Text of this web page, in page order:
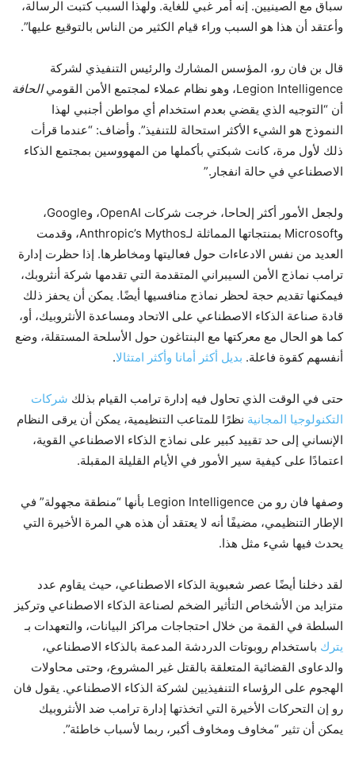
سباق مع الصينيين. إنه أمر غبي للغاية. ولهذا السبب كتبت الرسالة،
وأعتقد أن هذا هو السبب وراء قيام الكثير من الناس بالتوقيع عليها”.
قال بن فان رو، المؤسس المشارك والرئيس التنفيذي لشركة
Legion Intelligence، وهو نظام عملاء لمجتمع الأمن القومي
الحافة
أن “التوجيه الذي يقضي بعدم استخدام أي مواطن أجنبي لهذا
النموذج هو الشيء الأكثر استحالة للتنفيذ”. وأضاف: “عندما قرأت
ذلك لأول مرة، كانت شبكتي بأكملها من المهووسين بمجتمع الذكاء
الاصطناعي في حالة انفجار.”
ولجعل الأمور أكثر إلحاحا، خرجت شركات OpenAI، وGoogle،
وMicrosoft بمنتجاتها المماثلة لـAnthropic’s Mythos، وقدمت
العديد من نفس الادعاءات حول فعاليتها ومخاطرها. إذا حظرت إدارة
ترامب نماذج الأمن السيبراني المتقدمة التي تقدمها شركة أنثروبك،
فيمكنها تقديم حجة لحظر نماذج منافسيها أيضًا. يمكن أن يحفز ذلك
قادة صناعة الذكاء الاصطناعي على الاتحاد ومساعدة الأنثروبيك، أو،
كما هو الحال مع معركتها مع البنتاغون حول الأسلحة المستقلة، وضع
أنفسهم كقوة فاعلة. بديل أكثر أمانا وأكثر امتثالا.
حتى في الوقت الذي تحاول فيه إدارة ترامب القيام بذلك شركات
التكنولوجيا المجانية نظرًا للمتاعب التنظيمية، يمكن أن يرقى النظام
الإنساني إلى حد تقييد كبير على نماذج الذكاء الاصطناعي القوية،
اعتمادًا على كيفية سير الأمور في الأيام القليلة المقبلة.
وصفها فان رو من Legion Intelligence بأنها “منطقة مجهولة” في
الإطار التنظيمي، مضيفًا أنه لا يعتقد أن هذه هي المرة الأخيرة التي
يحدث فيها شيء مثل هذا.
لقد دخلنا أيضًا عصر شعبوية الذكاء الاصطناعي، حيث يقاوم عدد
متزايد من الأشخاص التأثير الضخم لصناعة الذكاء الاصطناعي وتركيز
السلطة في القمة من خلال احتجاجات مراكز البيانات، والتعهدات بـ
يترك باستخدام روبوتات الدردشة المدعمة بالذكاء الاصطناعي،
والدعاوى القضائية المتعلقة بالقتل غير المشروع، وحتى محاولات
الهجوم على الرؤساء التنفيذيين لشركة الذكاء الاصطناعي. يقول فان
رو إن التحركات الأخيرة التي اتخذتها إدارة ترامب ضد الأنثروبيك
يمكن أن تثير “مخاوف ومخاوف أكبر، ربما لأسباب خاطئة”.